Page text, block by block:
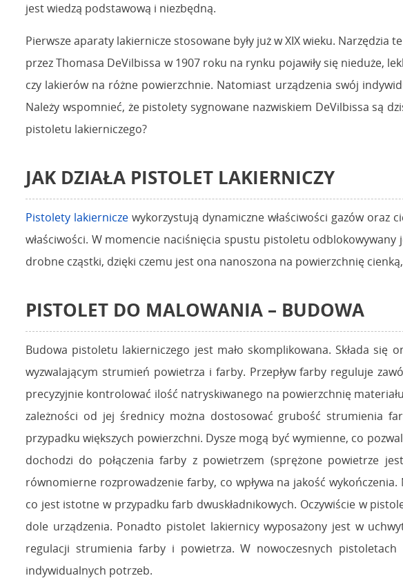
jest wiedzą podstawową i niezbędną.
Pierwsze aparaty lakiernicze stosowane były już w XIX wieku.
przez Thomasa DeVilbissa w 1907 roku na rynku pojawiły się nieduże,
czy lakierów na różne powierzchnie. Natomiast urządzenia swój
Należy wspomnieć, że pistolety sygnowane nazwiskiem DeVilbissa są
pistoletu lakierniczego?
JAK DZIAŁA PISTOLET LAKIERNICZY
Pistolety lakiernicze wykorzystują dynamiczne właściwości gazów oraz
właściwości. W momencie naciśnięcia spustu pistoletu
drobne cząstki, dzięki czemu jest ona nanoszona na powierzchnię
PISTOLET DO MALOWANIA – BUDOWA
Budowa pistoletu lakierniczego jest mało skomplikowana. Składa
wyzwalającym strumień powietrza i farby. Przepływ farby reguluje
precyzyjnie kontrolować ilość natryskiwanego na powierzchnię
zależności od jej średnicy można dostosować grubość strumienia
przypadku większych powierzchni. Dysze mogą być wymienne, co
dochodzi do połączenia farby z powietrzem (sprężone powietrze
równomierne rozprowadzenie farby, co wpływa na jakość
co jest istotne w przypadku farb dwuskładnikowych. Oczywiście w
dole urządzenia. Ponadto pistolet lakiernicy wyposażony jest w
regulacji strumienia farby i powietrza. W nowoczesnych
indywidualnych potrzeb.